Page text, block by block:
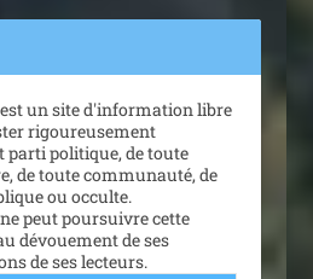
un site d'information libre
rigoureusement
parti politique, de toute
de toute communauté, de
ou occulte.
peut poursuivre cette
dévouement de ses
de ses lecteurs.